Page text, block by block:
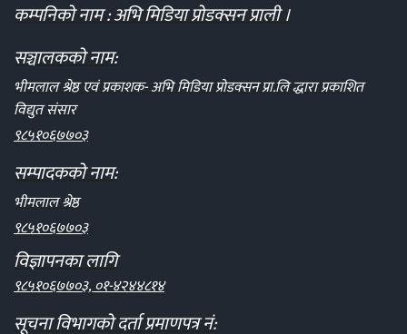
कम्पनिको नाम : अभि मिडिया प्रोडक्सन प्राली ।
सञ्चालकको नाम:
भीमलाल श्रेष्ठ एवं प्रकाशक- अभि मिडिया प्रोडक्सन प्रा.लि द्धारा प्रकाशित
विद्युत संसार
९८५१०६७७०३
सम्पादकको नाम:
भीमलाल श्रेष्ठ
९८५१०६७७०३
विज्ञापनका लागि
९८५१०६७७०३, ०१-४२४४८१४
सूचना विभागको दर्ता प्रमाणपत्र नं: